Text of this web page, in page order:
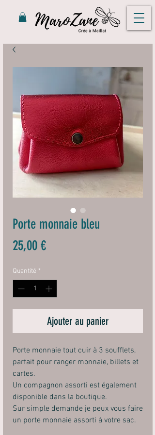
Porte monnaie bleu
25,00 €Prix
Quantité *
Ajouter au panier
Porte monnaie tout cuir à 3 soufflets,
parfait pour ranger monnaie, billets et
cartes.
Un compagnon assorti est également
disponible dans la boutique.
Sur simple demande je peux vous faire
un porte monnaie assorti à votre sac.